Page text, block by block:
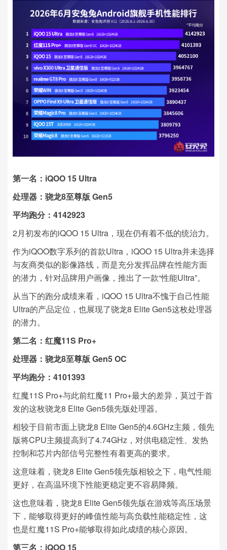
第一名：iQOO 15 Ultra
处理器：骁龙8至尊版 Gen5
平均跑分：4142923
2月初发布的iQOO 15 Ultra，现在仍有着不低的统治力。
作为iQOO数字系列的首款Ultra，iQOO 15 Ultra并未选择
与友商类似的影像路线，而是充分发挥品牌在性能方面
的潜力，针对品牌用户画像，推出了一款“性能Ultra”。
从当下的跑分成绩来看，iQOO 15 Ultra不愧于自己性能
Ultra的产品定位，也展现了骁龙8 Elite Gen5这枚处理器
的潜力。
第二名：红魔11S Pro+
处理器：骁龙8至尊版 Gen5 OC
平均跑分：4101393
红魔11S Pro+与此前红魔11 Pro+最大的差异，莫过于首
发的这枚骁龙8 Elite Gen5领先版处理器。
相较于目前市面上骁龙8 Elite Gen5的4.6GHz主频，领先
版将CPU主频提高到了4.74GHz，对供电稳定性、发热
控制和芯片内部信号完整性有着更高的要求。
这意味着，骁龙8 Elite Gen5领先版相较之下，电气性能
更好，在高温环境下性能更稳定更不容易降频。
这也意味着，骁龙8 Elite Gen5领先版在游戏等高压场景
下，能够取得更好的峰值性能与高负载性能稳定性，这
也是红魔11S Pro+能够取得如此成绩的核心原因。
第三名：iQOO 15